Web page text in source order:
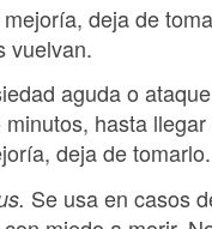
deja de
vuelvan.
aguda o
hasta
deja de tomarlo.
Se usa en casos